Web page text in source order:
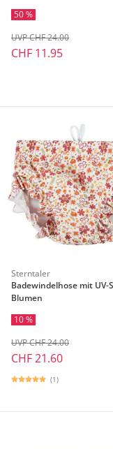
50 %
CHF 11.95
UVP CHF 24.00
Sterntaler
Badewindelhose mit UV-
Blumen
10 %
CHF 21.60
UVP CHF 24.00
(1)